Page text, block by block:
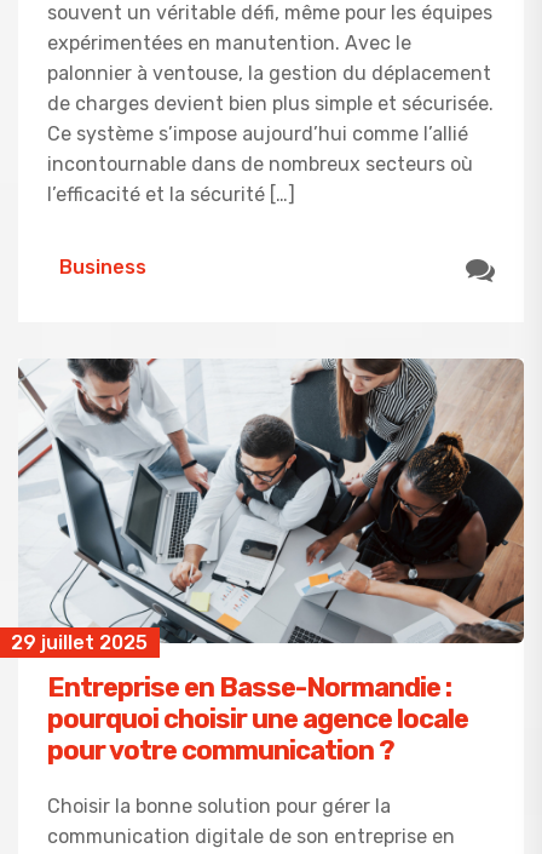
souvent un véritable défi, même pour les équipes
expérimentées en manutention. Avec le
palonnier à ventouse, la gestion du déplacement
de charges devient bien plus simple et sécurisée.
Ce système s’impose aujourd’hui comme l’allié
incontournable dans de nombreux secteurs où
l’efficacité et la sécurité […]
Business
29 juillet 2025
Entreprise en Basse-Normandie :
pourquoi choisir une agence locale
pour votre communication ?
Choisir la bonne solution pour gérer la
communication digitale de son entreprise en